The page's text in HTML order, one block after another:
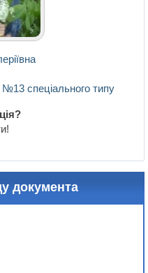
спеціального типу
документа